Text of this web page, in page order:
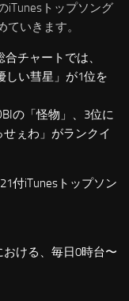
iTunesトップソング
ていきます。
チャートでは、
しい彗星」が1位を
の「怪物」、3位に
せぇわ」がランクイ
付iTunesトップソン
おける、毎日0時台〜